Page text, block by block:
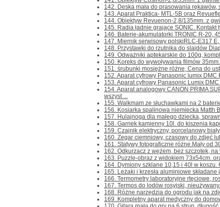
142. Deska mała do prasowania
143. Aparat Praktica- MTL-5B oraz
144. Obiektyw Revuenon-2,8/135mm. z
145. Radia ładnie grające SONIC. Kontakt
146. Baterie-akumulatorki TRONIC R-20,
147. Miernik serwisowy polskiRLC-E317
148. Przystawki do rzutnika do slajdów
149. Odważniki aptekarskie do 100g,
150. Koreks do wywoływania filmów
151. śrubunki mosiężne różne, Cena do
152. Aparat cyfrowy Panasonic lumix DMC
153. Aparat cyfrowy Panasonic Lumix
154. Aparat analogowy CANON PRIMA
wszyst ...
155. Walkmam ze słuchawkami na 2
156. Kosiarka spalinowa niemiecka Matth
157. Hulajnoga dla małego dziecka,
158. Garnek kamienny 10l. do kiszenia
159. Czajnik elektryczny, porcelanowy
160. Zegar ciemniowy, czasowy do zdjęć
161. Statywy fotograficzne różne.Mały od
162. Odkurzacz z wężem, bez szczotek,
163. Puzzle-obraz z widokiem 73x54cm.
164. Dymiony szklane 10,15 i 40l w koszu.
165. Leżaki i krzesła aluminiowe
166. Termometry laboratoryjne rtęciowe,
167. Termos do lodów rosyjski,
168. Różne narzędzia do ogrodu jak na
169. Kompletny aparat medyczny do